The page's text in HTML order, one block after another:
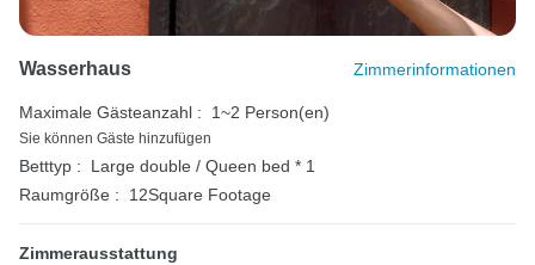
Wasserhaus Zimmerinformationen
Maximale Gästeanzahl : 1~2 Person(en)
Sie können Gäste hinzufügen
Betttyp :
Large double / Queen bed * 1
Raumgröße :
12Square Footage
Zimmerausstattung